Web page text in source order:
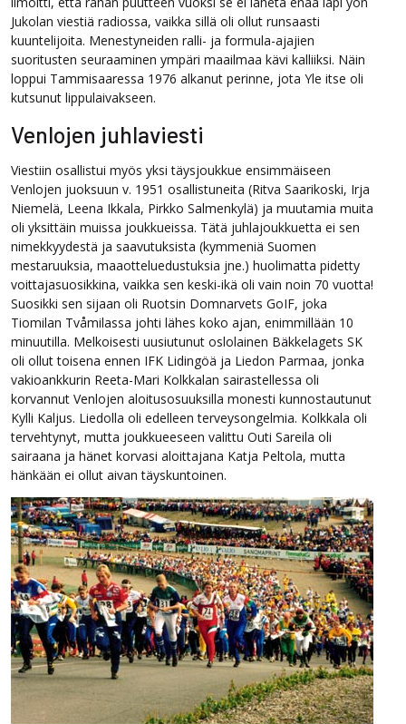
Jukolan viestiä radiossa, vaikka sillä oli ollut runsaasti
kuuntelijoita. Menestyneiden ralli- ja formula-ajajien
suoritusten seuraaminen ympäri maailmaa kävi kalliiksi. Näin
loppui Tammisaaressa 1976 alkanut perinne, jota Yle itse oli
kutsunut lippulaivakseen.
Venlojen juhlaviesti
Viestiin osallistui myös yksi täysjoukkue ensimmäiseen
Venlojen juoksuun v. 1951 osallistuneita (Ritva Saarikoski, Irja
Niemelä, Leena Ikkala, Pirkko Salmenkylä) ja muutamia muita
oli yksittäin muissa joukkueissa. Tätä juhlajoukkuetta ei sen
nimekkyydestä ja saavutuksista (kymmeniä Suomen
mestaruuksia, maaotteluedustuksia jne.) huolimatta pidetty
voittajasuosikkina, vaikka sen keski-ikä oli vain noin 70 vuotta!
Suosikki sen sijaan oli Ruotsin Domnarvets GoIF, joka
Tiomilan Tvåmilassa johti lähes koko ajan, enimmillään 10
minuutilla. Melkoisesti uusiutunut oslolainen Bäkkelagets SK
oli ollut toisena ennen IFK Lidingöä ja Liedon Parmaa, jonka
vakioankkurin Reeta-Mari Kolkkalan sairastellessa oli
korvannut Venlojen aloitusosuuksilla monesti kunnostautunut
Kylli Kaljus. Liedolla oli edelleen terveysongelmia. Kolkkala oli
tervehtynyt, mutta joukkueeseen valittu Outi Sareila oli
sairaana ja hänet korvasi aloittajana Katja Peltola, mutta
hänkään ei ollut aivan täyskuntoinen.